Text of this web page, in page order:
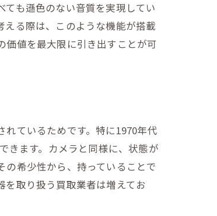
も遜色のない音質を実現してい
る際は、このような機能が搭載
価値を最大限に引き出すことが可
ているためです。特に1970年代
きます。カメラと同様に、状態が
希少性から、持っていることで
取り扱う買取業者は増えてお